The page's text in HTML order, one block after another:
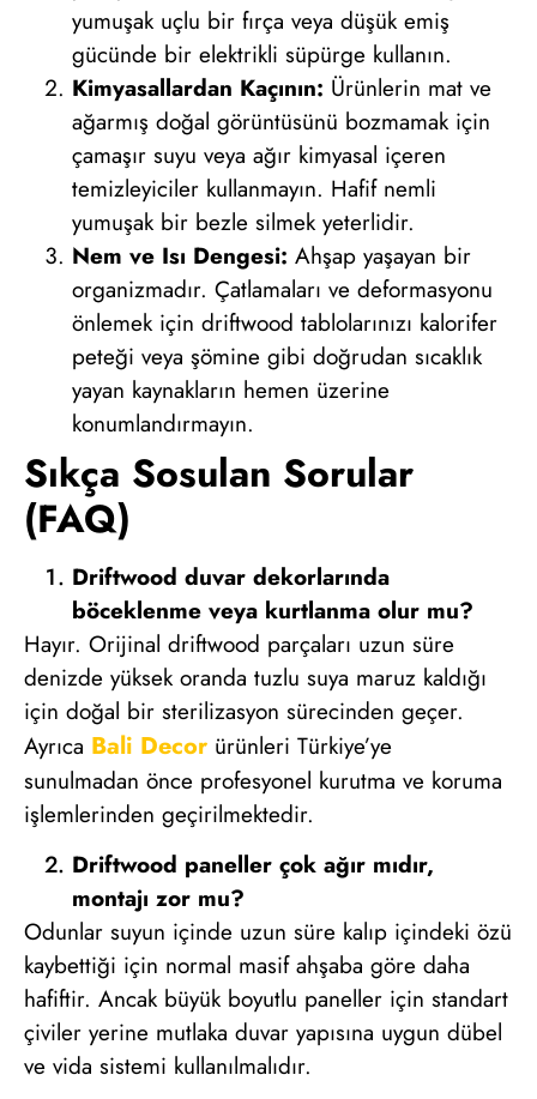
yumuşak uçlu bir fırça veya düşük emiş
gücünde bir elektrikli süpürge kullanın.
Kimyasallardan Kaçının: Ürünlerin mat ve
ağarmış doğal görüntüsünü bozmamak için
çamaşır suyu veya ağır kimyasal içeren
temizleyiciler kullanmayın. Hafif nemli
yumuşak bir bezle silmek yeterlidir.
Nem ve Isı Dengesi: Ahşap yaşayan bir
organizmadır. Çatlamaları ve deformasyonu
önlemek için driftwood tablolarınızı kalorifer
peteği veya şömine gibi doğrudan sıcaklık
yayan kaynakların hemen üzerine
konumlandırmayın.
Sıkça Sosulan Sorular
(FAQ)
Driftwood duvar dekorlarında
böceklenme veya kurtlanma olur mu?
Hayır. Orijinal driftwood parçaları uzun süre
denizde yüksek oranda tuzlu suya maruz kaldığı
için doğal bir sterilizasyon sürecinden geçer.
Ayrıca Bali Decor ürünleri Türkiye’ye
sunulmadan önce profesyonel kurutma ve koruma
işlemlerinden geçirilmektedir.
Driftwood paneller çok ağır mıdır,
montajı zor mu?
Odunlar suyun içinde uzun süre kalıp içindeki özü
kaybettiği için normal masif ahşaba göre daha
hafiftir. Ancak büyük boyutlu paneller için standart
çiviler yerine mutlaka duvar yapısına uygun dübel
ve vida sistemi kullanılmalıdır.